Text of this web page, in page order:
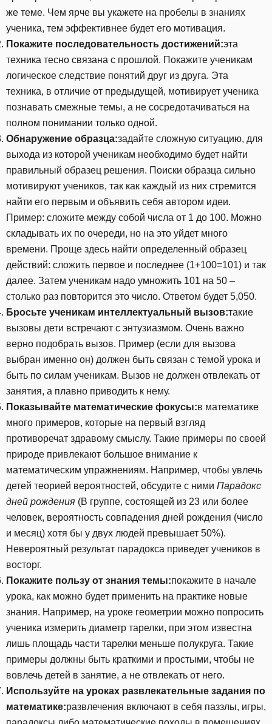
же теме. Чем ярче вы укажете на пробелы в знаниях
ученика, тем эффективнее будет его мотивация.
Покажите последовательность достижений:эта
техника тесно связана с прошлой. Покажите ученикам
логическое следствие понятий друг из друга. Эта
техника, в отличие от предыдущей, мотивирует ученика
познавать смежные темы, а не сосредотачиваться на
полном понимании только одной.
Обнаружение образца:задайте сложную ситуацию, для
выхода из которой ученикам необходимо будет найти
правильный образец решения. Поиски образца сильно
мотивируют учеников, так как каждый из них стремится
найти его первым и объявить себя автором идеи.
Пример: сложите между собой числа от 1 до 100. Можно
складывать их по очереди, но на это уйдет много
времени. Проще здесь найти определенный образец
действий: сложить первое и последнее (1+100=101) и так
далее. Затем ученикам надо умножить 101 на 50 –
столько раз повторится это число. Ответом будет 5,050.
Бросьте ученикам интеллектуальный вызов:такие
вызовы дети встречают с энтузиазмом. Очень важно
верно подобрать вызов. Пример (если для вызова
выбран именно он) должен быть связан с темой урока и
быть по силам ученикам. Вызов не должен отвлекать от
занятия, а плавно приводить к нему.
Показывайте математические фокусы:в математике
много примеров, которые на первый взгляд
противоречат здравому смыслу. Такие примеры по своей
природе привлекают большое внимание к
математическим упражнениям. Например, чтобы увлечь
детей теорией вероятностей, обсудите с ними Парадокс
дней рождения (В группе, состоящей из 23 или более
человек, вероятность совпадения дней рождения (число
и месяц) хотя бы у двух людей превышает 50%).
Невероятный результат парадокса приведет учеников в
восторг.
Покажите пользу от знания темы:покажите в начале
урока, как можно будет применить на практике новые
знания. Например, на уроке геометрии можно попросить
ученика измерить диаметр тарелки, при этом известна
лишь площадь части тарелки меньше полукруга. Такие
примеры должны быть краткими и простыми, чтобы не
вовлечь детей в занятие, а не отвлекать от него.
Используйте на уроках развлекательные задания по
математике:развлечения включают в себя паззлы, игры,